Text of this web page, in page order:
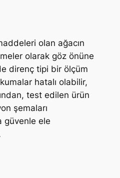
olan ağacın
olarak göz önüne
direnç tipi bir ölçüm
hatalı olabilir,
test edilen ürün
şemaları
güvenle ele